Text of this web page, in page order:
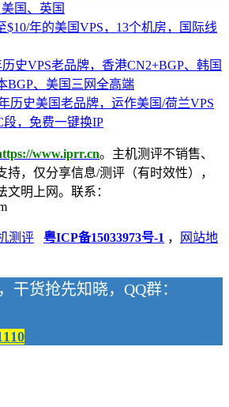
国、英国
$10/年的美国VPS，13个机房，国际线
历史VPS老品牌，香港CN2+BGP、韩国
BGP、美国三网全高端
历史美国老品牌，运作美国/荷兰VPS
段，免费一键换IP
www.iprr.cn。主机测评不销售、
持，仅分享信息/测评（有时效性），
文明上网。联系：
测评 粤ICP备15033973号-1 ，
网站地
干货抢先知晓，QQ群：